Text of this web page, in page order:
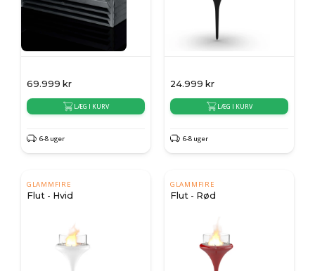
69.999 kr
LÆG I KURV
6-8 uger
24.999 kr
LÆG I KURV
6-8 uger
GLAMMFIRE
Flut - Hvid
GLAMMFIRE
Flut - Rød